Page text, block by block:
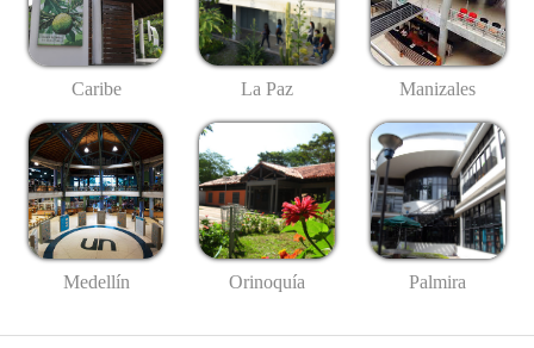
Caribe La Paz Manizales
Medellín Orinoquía Palmira